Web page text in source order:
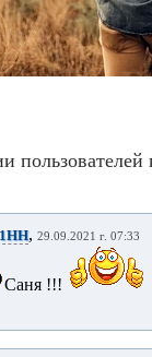
пользователей
, 29.09.2021 г. 07:33
Саня !!!